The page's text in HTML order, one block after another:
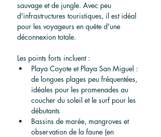
sauvage et de jungle. Avec peu
d'infrastructures touristiques, il est idéal
pour les voyageurs en quête d'une
déconnexion totale.
Les points forts incluent :
Playa Coyote et Playa San Miguel :
de longues plages peu fréquentées,
idéales pour les promenades au
coucher du soleil et le surf pour les
débutants
Bassins de marée, mangroves et
observation de la faune (en